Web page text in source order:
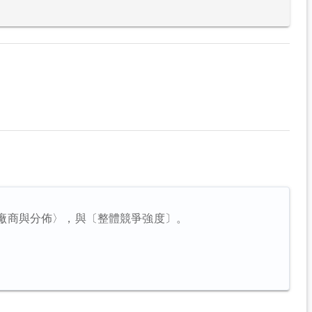
與分佈〉，與〔整體競爭強度〕。